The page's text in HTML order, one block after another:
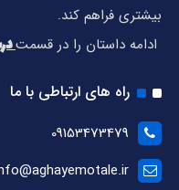
بیشتری فراهم کند.
ادامه داستان را در قسمت
راه های ارتباطی با ما
09153473479